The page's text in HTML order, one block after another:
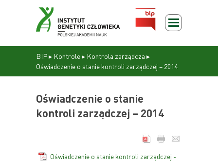
BIP▸ Kontrole▸ Kontrola zarządcza ▸
Oświadczenie o stanie kontroli zarządczej – 2014
Oświadczenie o stanie
kontroli zarządczej – 2014
Oświadczenie o stanie kontroli zarządczej -